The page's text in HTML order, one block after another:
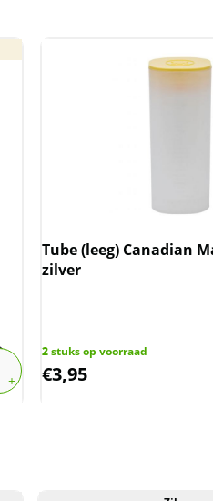
Tube (leeg) Canadian
zilver
2stuks op voorraad
€3,95